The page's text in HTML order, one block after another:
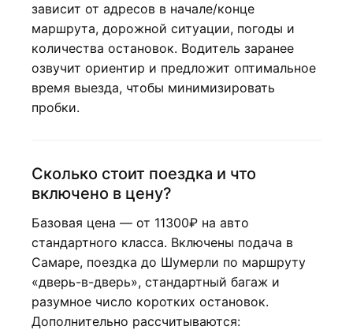
зависит от адресов в начале/конце
маршрута, дорожной ситуации, погоды и
количества остановок. Водитель заранее
озвучит ориентир и предложит оптимальное
время выезда, чтобы минимизировать
пробки.
Сколько стоит поездка и что
включено в цену?
Базовая цена — от 11300₽ на авто
стандартного класса. Включены подача в
Самаре, поездка до Шумерли по маршруту
«дверь-в-дверь», стандартный багаж и
разумное число коротких остановок.
Дополнительно рассчитываются: